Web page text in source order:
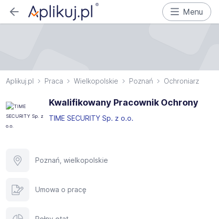
Menu
Aplikuj.pl Praca Wielkopolskie Poznań Ochroniarz
Kwalifikowany Pracownik Ochrony
TIME SECURITY Sp. z o.o.
Poznań, wielkopolskie
Umowa o pracę